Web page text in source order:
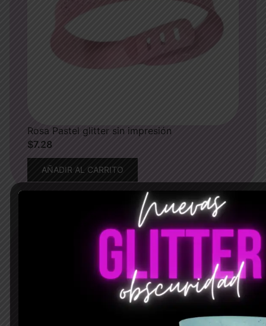
Rosa Pastel glitter sin impresión
$7.28
AÑADIR AL CARRITO